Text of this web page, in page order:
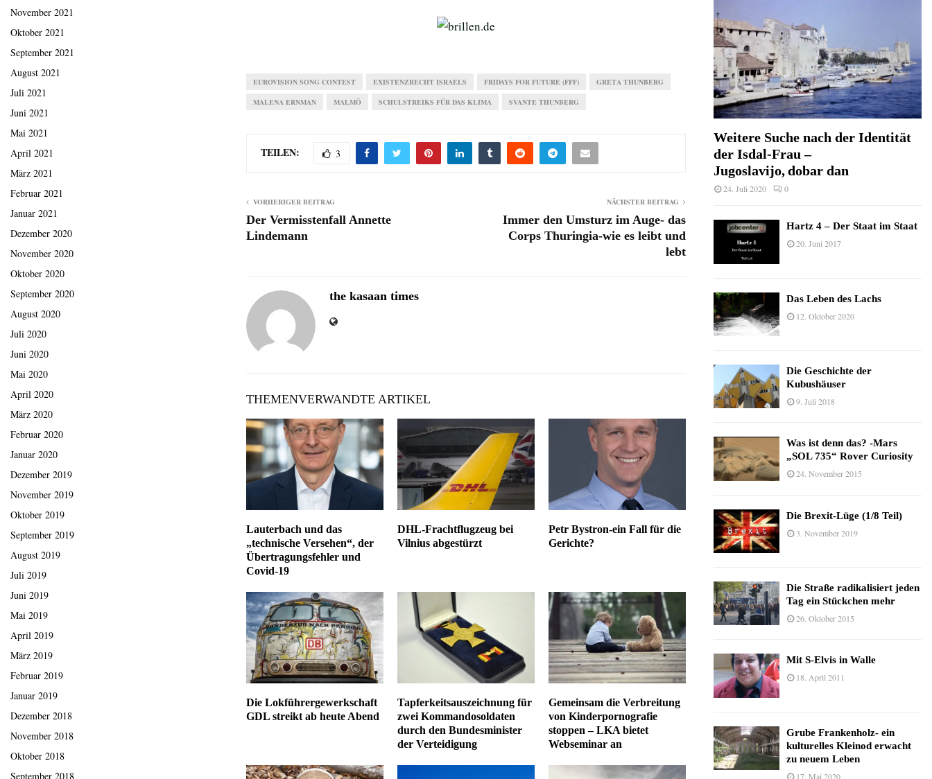
EUROVISION SONG CONTEST EXISTENZRECHT ISRAELS FRIDAYS FOR FUTURE (FFF) GRETA THUNBERG
MALENA ERNMAN MALMÖ SCHULSTREIKS FÜR DAS KLIMA SVANTE THUNBERG
TEILEN: 3
VORHERIGER BEITRAG
Der Vermisstenfall Annette
Lindemann
NÄCHSTER BEITRAG
Immer den Umsturz im Auge- das
Corps Thuringia-wie es leibt und
lebt
the kasaan times
THEMENVERWANDTE ARTIKEL
Lauterbach und das
„technische Versehen“, der
Übertragungsfehler und
Covid-19
DHL-Frachtflugzeug bei
Vilnius abgestürzt
Petr Bystron-ein Fall für die
Gerichte?
Die Lokführergewerkschaft
GDL streikt ab heute Abend
Tapferkeitsauszeichnung für
zwei Kommandosoldaten
durch den Bundesminister
der Verteidigung
Gemeinsam die Verbreitung
von Kinderpornografie
stoppen – LKA bietet
Webseminar an
November 2021
Oktober 2021
September 2021
August 2021
Juli 2021
Juni 2021
Mai 2021
April 2021
März 2021
Februar 2021
Januar 2021
Dezember 2020
November 2020
Oktober 2020
September 2020
August 2020
Juli 2020
Juni 2020
Mai 2020
April 2020
März 2020
Februar 2020
Januar 2020
Dezember 2019
November 2019
Oktober 2019
September 2019
August 2019
Juli 2019
Juni 2019
Mai 2019
April 2019
März 2019
Februar 2019
Januar 2019
Dezember 2018
November 2018
Oktober 2018
September 2018
Weitere Suche nach der Identität
der Isdal-Frau –
Jugoslavijo, dobar dan
24. Juli 2020 0
Hartz 4 – Der Staat im Staat
20. Juni 2017
Das Leben des Lachs
12. Oktober 2020
Die Geschichte der
Kubushäuser
9. Juli 2018
Was ist denn das? -Mars
„SOL 735“ Rover Curiosity
24. November 2015
Die Brexit-Lüge (1/8 Teil)
3. November 2019
Die Straße radikalisiert jeden
Tag ein Stückchen mehr
26. Oktober 2015
Mit S-Elvis in Walle
18. April 2011
Grube Frankenholz- ein
kulturelles Kleinod erwacht
zu neuem Leben
17. Mai 2020